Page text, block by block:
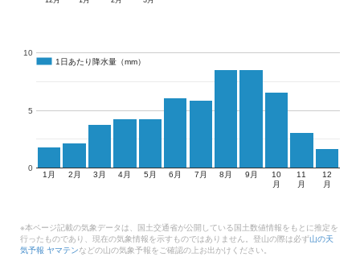
1月 2月 3月 4月 5月 6月 7月 8月 9月
10
月
11
月
12
月
0
5
10
1日あたり降水量（mm）
1日あたり降水量（mm）
※本ページ記載の気象データは、国土交通省が公開している国土数値情報をもとに推定を
行ったものであり、現在の気象情報を示すものではありません。登山の際は必ず山の天
気予報 ヤマテンなどの山の気象予報をご確認の上お出かけください。